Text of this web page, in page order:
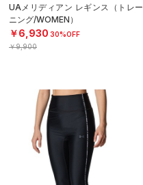
UAメリディアン レギンス（トレー
ニング/WOMEN）
￥6,930 30%OFF
￥9,900